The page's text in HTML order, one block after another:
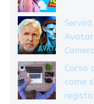
Avatar
Corso
come
regista